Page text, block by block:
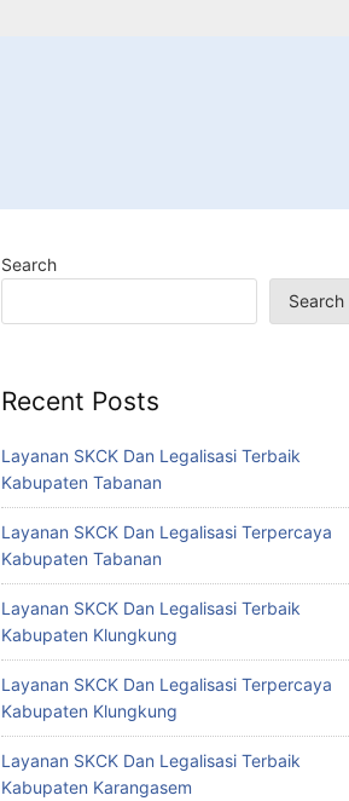
Search
Search
Recent Posts
Layanan SKCK Dan Legalisasi Terbaik
Kabupaten Tabanan
Layanan SKCK Dan Legalisasi Terpercaya
Kabupaten Tabanan
Layanan SKCK Dan Legalisasi Terbaik
Kabupaten Klungkung
Layanan SKCK Dan Legalisasi Terpercaya
Kabupaten Klungkung
Layanan SKCK Dan Legalisasi Terbaik
Kabupaten Karangasem